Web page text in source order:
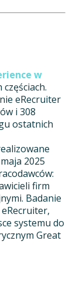
w
eRecruiter
i 308
ostatnich
2025
firm
Badanie
systemu do
Great